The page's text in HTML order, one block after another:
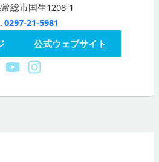
総市国生1208-1
0297-21-5981
公式ウェブサイト